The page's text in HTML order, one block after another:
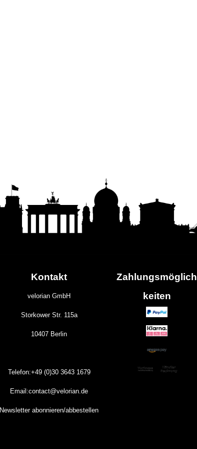
Kontakt
velorian GmbH
Storkower Str. 115a
10407 Berlin
Telefon:+49 (0)3036431679
Email:contact@velorian.de
Newsletter abonnieren/abbestellen
Zahlungsmöglich
keiten